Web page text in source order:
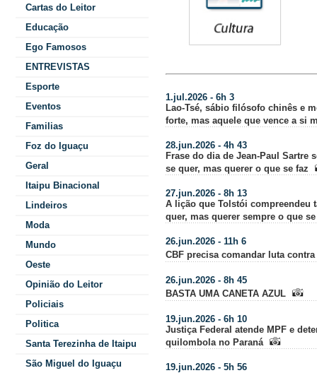
Cartas do Leitor
Educação
Ego Famosos
ENTREVISTAS
Esporte
Eventos
Familias
Foz do Iguaçu
Geral
Itaipu Binacional
Lindeiros
Moda
Mundo
Oeste
Opinião do Leitor
Policiais
Politica
Santa Terezinha de Itaipu
São Miguel do Iguaçu
1.jul.2026 - 6h 3
Lao-Tsé, sábio filósofo chinês e
forte, mas aquele que vence a si
28.jun.2026 - 4h 43
Frase do dia de Jean-Paul Sartre
se quer, mas querer o que se faz
27.jun.2026 - 8h 13
A lição que Tolstói compreendeu
quer, mas querer sempre o que
26.jun.2026 - 11h 6
CBF precisa comandar luta
26.jun.2026 - 8h 45
BASTA UMA CANETA AZUL
19.jun.2026 - 6h 10
Justiça Federal atende MPF e
quilombola no Paraná
19.jun.2026 - 5h 56